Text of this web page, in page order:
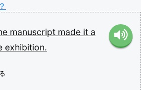
manuscript made it a
exhibition.